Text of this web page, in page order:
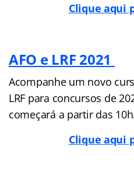
Clique aqui
AFO e LRF 2021
Acompanhe um novo
LRF para concursos de
começará a partir das
Clique aqui